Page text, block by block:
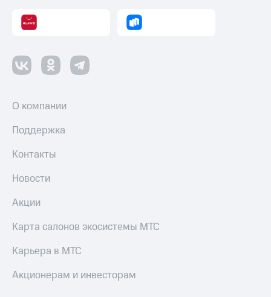
О компании
Поддержка
Контакты
Новости
Акции
Карта салонов экосистемы МТС
Карьера в МТС
Акционерам и инвесторам